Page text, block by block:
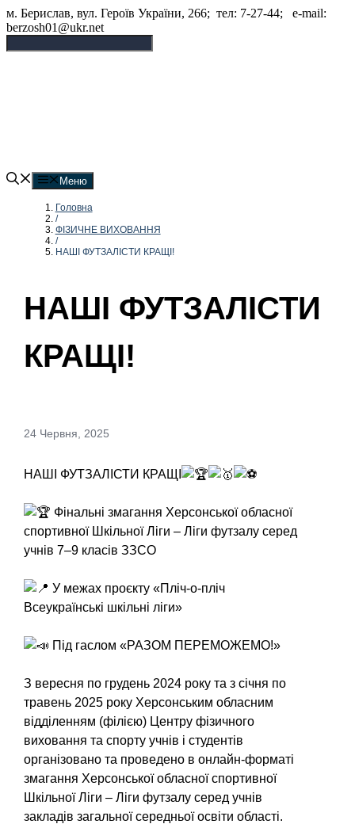
Перейти
до
вмісту
м. Берислав, вул. Героїв України, 266; тел: 7-27-44; e-mail:
berzosh01@ukr.net
Меню
Головна
/
ФІЗИЧНЕ ВИХОВАННЯ
/
НАШІ ФУТЗАЛІСТИ КРАЩІ!
НАШІ ФУТЗАЛІСТИ
КРАЩІ!
24 Червня, 2025
НАШІ ФУТЗАЛІСТИ КРАЩІ
Фінальні змагання Херсонської обласної
спортивної Шкільної Ліги – Ліги футзалу серед
учнів 7–9 класів ЗЗСО
У межах проєкту «Пліч-о-пліч
Всеукраїнські шкільні ліги»
Під гаслом «РАЗОМ ПЕРЕМОЖЕМО!»
З вересня по грудень 2024 року та з січня по
травень 2025 року Херсонським обласним
відділенням (філією) Центру фізичного
виховання та спорту учнів і студентів
організовано та проведено в онлайн-форматі
змагання Херсонської обласної спортивної
Шкільної Ліги – Ліги футзалу серед учнів
закладів загальної середньої освіти області.